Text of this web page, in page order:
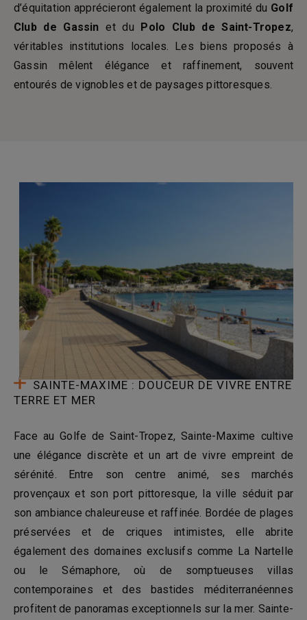
d’équitation apprécieront également la proximité du Golf
Club de Gassin et du Polo Club de Saint-Tropez,
véritables institutions locales. Les biens proposés à
Gassin mêlent élégance et raffinement, souvent
entourés de vignobles et de paysages pittoresques.
SAINTE-MAXIME : DOUCEUR DE VIVRE ENTRE
TERRE ET MER
Face au Golfe de Saint-Tropez, Sainte-Maxime cultive
une élégance discrète et un art de vivre empreint de
sérénité. Entre son centre animé, ses marchés
provençaux et son port pittoresque, la ville séduit par
son ambiance chaleureuse et raffinée. Bordée de plages
préservées et de criques intimistes, elle abrite
également des domaines exclusifs comme La Nartelle
ou le Sémaphore, où de somptueuses villas
contemporaines et des bastides méditerranéennes
profitent de panoramas exceptionnels sur la mer. Sainte-